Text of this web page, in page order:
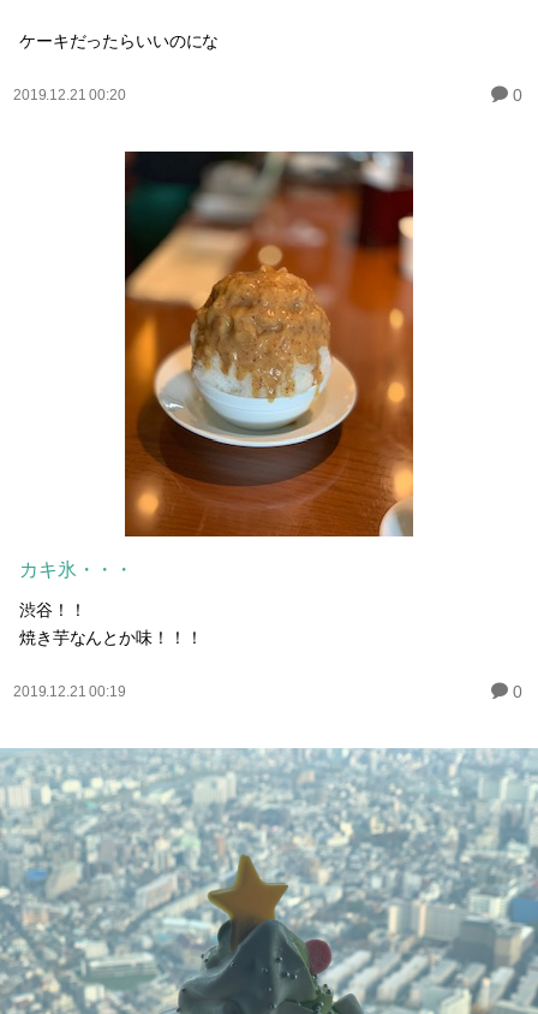
ケーキだったらいいのにな
2019.12.21 00:20 0
カキ氷・・・
渋谷！！
焼き芋なんとか味！！！
2019.12.21 00:19 0